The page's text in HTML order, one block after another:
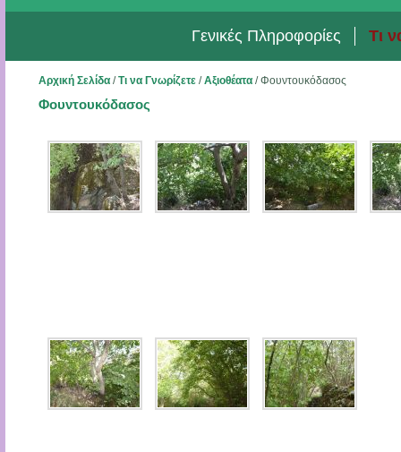
Γενικές Πληροφορίες Τι
Αρχική Σελίδα/Τι να Γνωρίζετε/Αξιοθέατα/Φουντουκόδασος
Φουντουκόδασος